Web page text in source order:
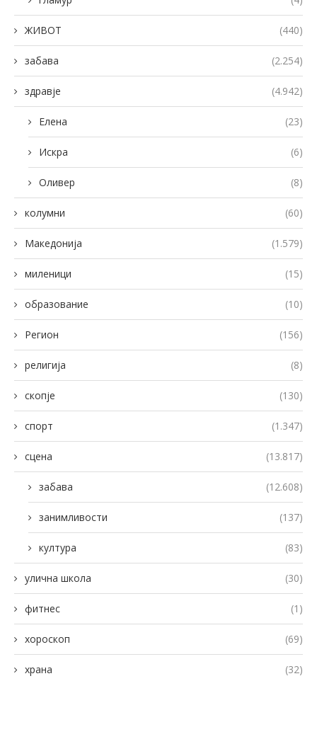
ЖИВОТ (440)
забава (2.254)
здравје (4.942)
Елена (23)
Искра (6)
Оливер (8)
колумни (60)
Македонија (1.579)
миленици (15)
образование (10)
Регион (156)
религија (8)
скопје (130)
спорт (1.347)
сцена (13.817)
забава (12.608)
занимливости (137)
култура (83)
улична школа (30)
фитнес (1)
хороскоп (69)
храна (32)